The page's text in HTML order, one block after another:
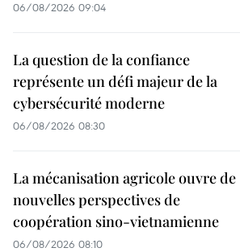
06/08/2026 09:04
La question de la confiance
représente un défi majeur de la
cybersécurité moderne
06/08/2026 08:30
La mécanisation agricole ouvre de
nouvelles perspectives de
coopération sino-vietnamienne
06/08/2026 08:10